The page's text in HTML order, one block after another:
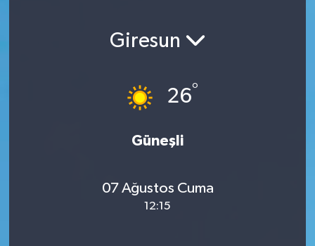
Giresun
26°
Güneşli
07 Ağustos Cuma
12:15